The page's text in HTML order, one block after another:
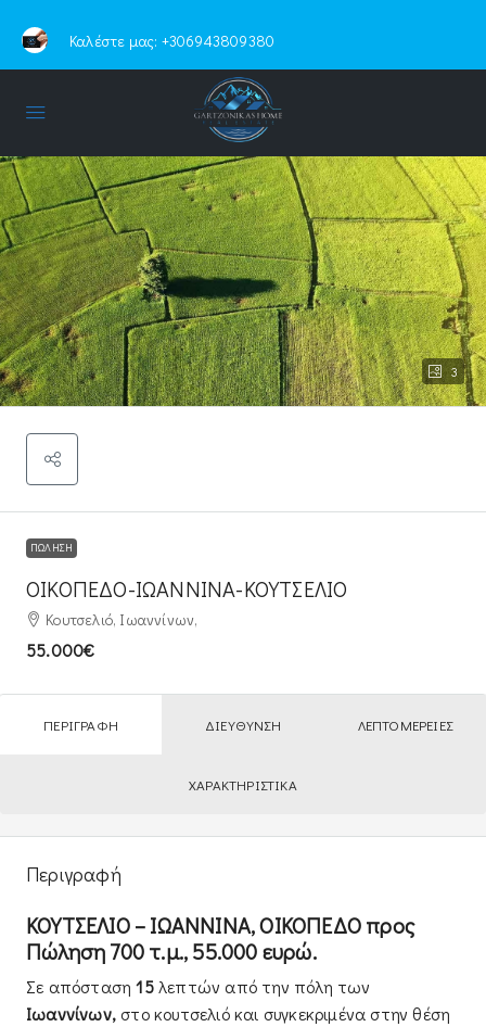
Καλέστε μας: +306943809380
3
ΠΏΛΗΣΗ
ΟΙΚΟΠΕΔΟ-ΙΩΑΝΝΙΝΑ-ΚΟΥΤΣΕΛΙΟ
Κουτσελιό, Ιωαννίνων,
55.000€
ΠΕΡΙΓΡΑΦΉ ΔΙΕΎΘΥΝΣΗ ΛΕΠΤΟΜΈΡΕΙΕΣ
ΧΑΡΑΚΤΗΡΙΣΤΙΚΆ
Περιγραφή
ΚΟΥΤΣΕΛΙΟ – ΙΩΑΝΝΙΝΑ, ΟΙΚΟΠΕΔΟ προς
Πώληση 700 τ.μ., 55.000 ευρώ.
Σε απόσταση15λεπτών από την πόλη των
Ιωαννίνων, στο κουτσελιό και συγκεκριμένα στην θέση